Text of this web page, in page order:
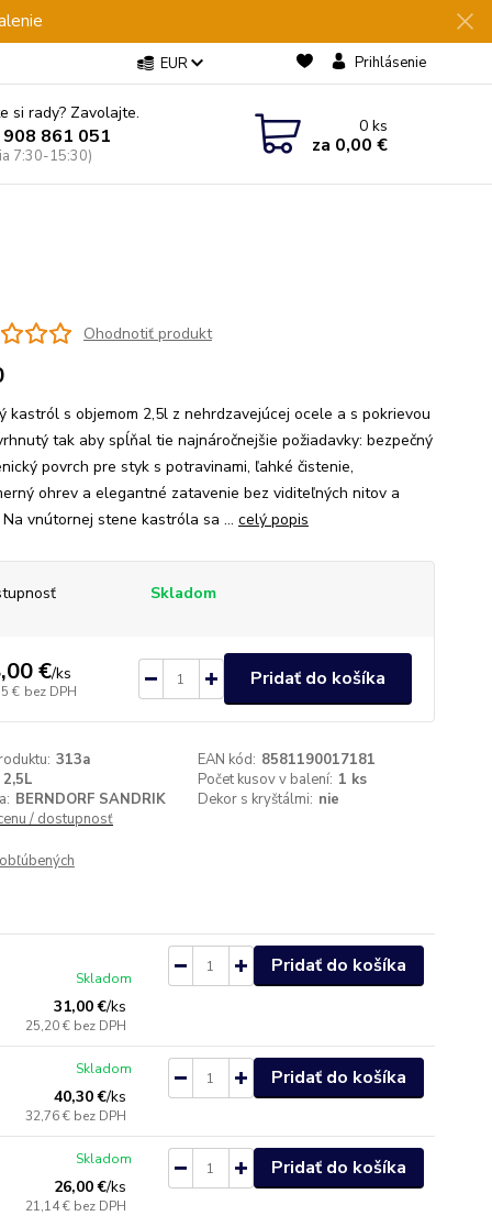
EUR Prihlásenie
si rady? Zavolajte.
861 051
7:30-15:30)
0ks
za 0,00 €
Ohodnotiť produkt
kastról s objemom 2,5l z nehrdzavejúcej ocele a s pokrievou
tak aby spĺňal tie najnáročnejšie požiadavky: bezpečný
povrch pre styk s potravinami, ľahké čistenie,
ohrev a elegantné zatavenie bez viditeľných nitov a
Na vnútornej stene kastróla sa ... celý popis
Skladom
€/ks
€ bez DPH
Pridať do košíka
313a EAN kód: 8581190017181
2,5L Počet kusov v balení: 1 ks
BERNDORF SANDRIK Dekor s kryštálmi: nie
/ dostupnosť
31,00 €/ks
25,20 € bez DPH
Skladom
Pridať do košíka
40,30 €/ks
32,76 € bez DPH
Skladom Pridať do košíka
26,00 €/ks
21,14 € bez DPH
Skladom Pridať do košíka